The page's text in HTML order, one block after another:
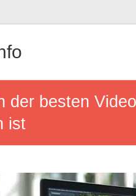
der besten
ist